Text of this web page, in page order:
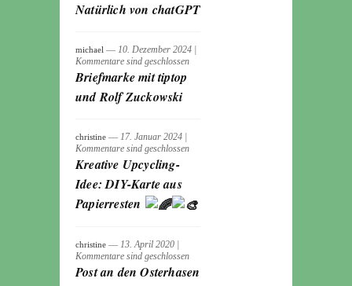
Natürlich von chatGPT
michael ― 10. Dezember 2024
Kommentare sind geschlossen
Briefmarke mit tiptop
und Rolf Zuckowski
christine ― 17. Januar 2024
Kommentare sind geschlossen
Kreative Upcycling-
Idee: DIY-Karte aus
Papierresten
christine ― 13. April 2020 |
Kommentare sind geschlossen
Post an den Osterhasen